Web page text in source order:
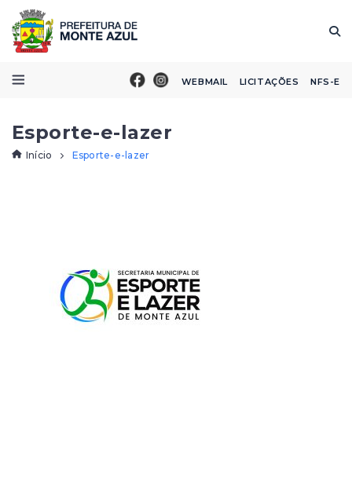
WEBMAIL LICITAÇÕES NFS-E
Esporte-e-lazer
Início Esporte-e-lazer